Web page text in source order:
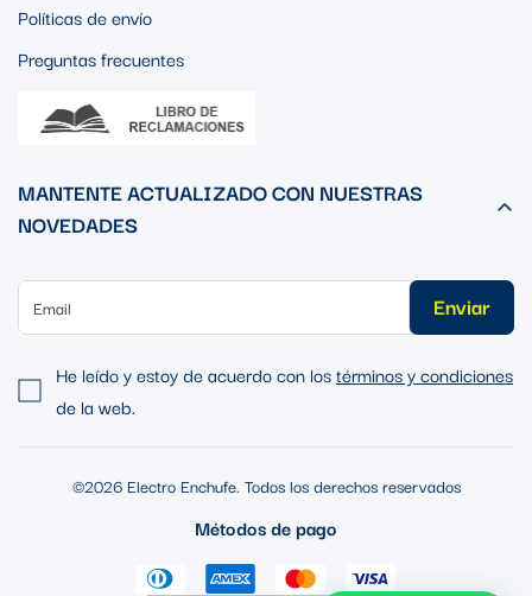
Políticas de envío
Preguntas frecuentes
MANTENTE ACTUALIZADO CON NUESTRAS
NOVEDADES
Enviar
He leído y estoy de acuerdo con lostérminos y condiciones
de la web.
©2026 Electro Enchufe. Todos los derechos reservados
Métodos de pago